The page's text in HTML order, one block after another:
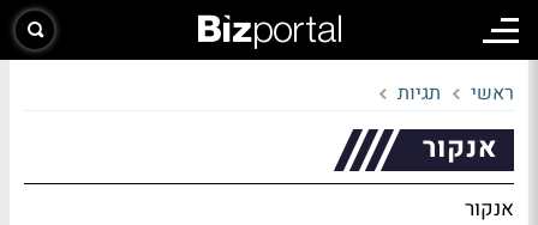
ראשי תגיות
אנקור
אנקור